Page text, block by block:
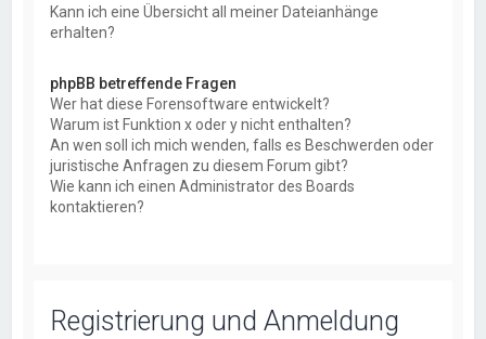
Kann ich eine Übersicht all meiner Dateianhänge
erhalten?
phpBB betreffende Fragen
Wer hat diese Forensoftware entwickelt?
Warum ist Funktion x oder y nicht enthalten?
An wen soll ich mich wenden, falls es Beschwerden oder
juristische Anfragen zu diesem Forum gibt?
Wie kann ich einen Administrator des Boards
kontaktieren?
Registrierung und Anmeldung